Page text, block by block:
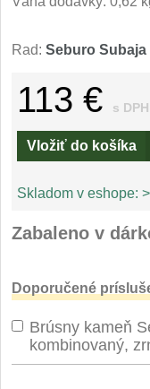
Nože s pevnou
Taktické 8
Outdoorové
Vrhacie 12
Záchranárske
Rad: Seburo Subaja
113 € s DPH
Vložiť do košíka
Skladom v eshope:
Zabaleno v
Doporučené
Brúsny kameň
kombinovaný,